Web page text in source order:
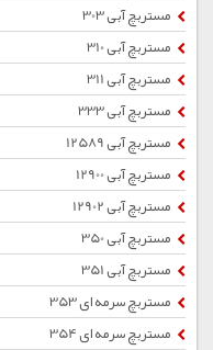
مستربچ آبی 303
مستربچ آبی 310
مستربچ آبی 311
مستربچ آبی 333
مستربچ آبی 12589
مستربچ آبی 12900
مستربچ آبی 12902
مستربچ آبی 350
مستربچ آبی 351
مستربچ سرمه ای 353
مستربچ سرمه ای 354